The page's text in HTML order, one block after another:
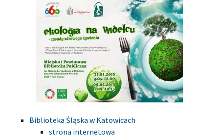
Biblioteka Śląska w Katowicach
strona internetowa